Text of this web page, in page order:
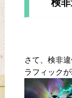
検
さて、検非
ラフィックが